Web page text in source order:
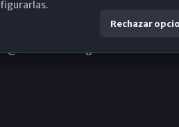
224 386
Rechazar